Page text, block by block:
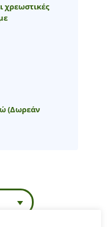
χρεωστικές
(Δωρεάν